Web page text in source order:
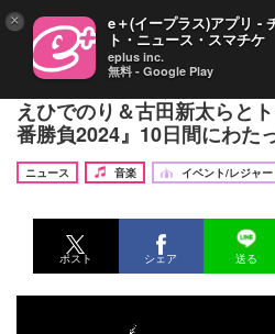
伊藤政則氏がみうらじゅん
えひでのり＆古田新太らと
番勝負2024』10日間にわた
ニュース 音楽
イベント/レジャー
ポスト シェア 送る
× e＋(イープラス)アプリ -
ト・ニュース・スマチケ
eplus inc.
無料 - Google Play